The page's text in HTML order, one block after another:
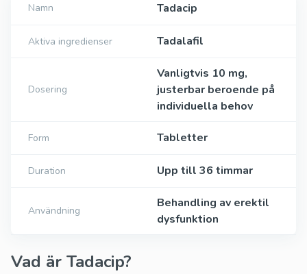
Namn Tadacip
Aktiva ingredienser Tadalafil
Dosering
Vanligtvis 10 mg,
justerbar beroende på
individuella behov
Form Tabletter
Duration Upp till 36 timmar
Användning
Behandling av erektil
dysfunktion
Vad är Tadacip?